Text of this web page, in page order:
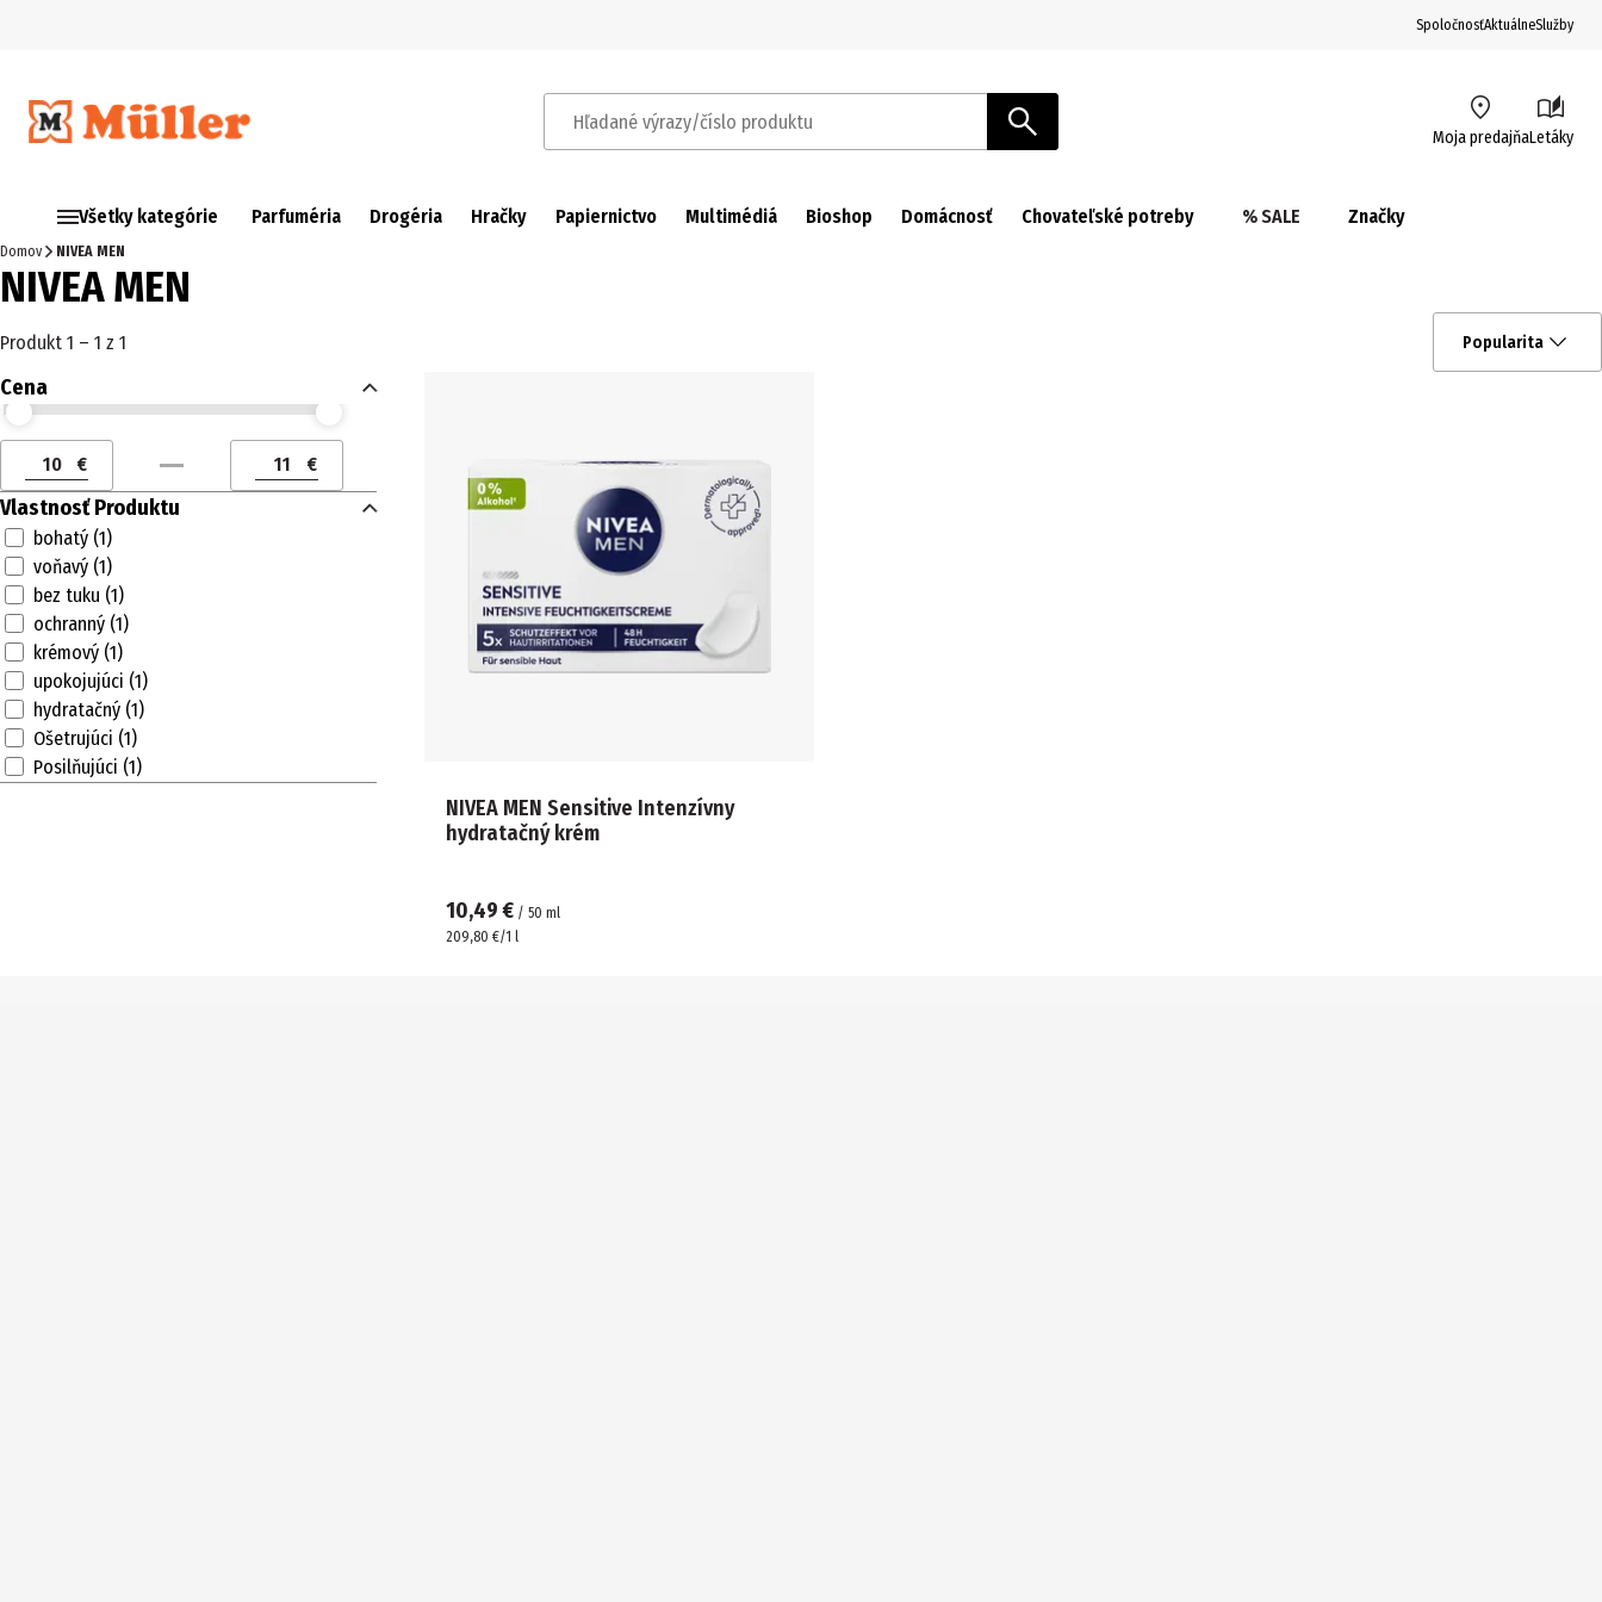
SpoločnosťAktuálneSlužby
Hľadané výrazy/číslo produktu Moja predajňaLetáky
Všetky kategórie Parfuméria Drogéria Hračky Papiernictvo Multimédiá Bioshop Domácnosť Chovateľské potreby % SALE Značky
Domov NIVEA MEN
NIVEA MEN
Produkt 1 – 1 z 1 Popularita
Cena
Cena (€) od
Cena (€) do
Cena (€) od
€
Cena (€) do
€
Vlastnosť Produktu
bohatý (1)
voňavý (1)
bez tuku (1)
ochranný (1)
krémový (1)
upokojujúci (1)
hydratačný (1)
Ošetrujúci (1)
Posilňujúci (1)
NIVEA MEN Sensitive Intenzívny
hydratačný krém
10,49 € / 50 ml
209,80 €/1 l